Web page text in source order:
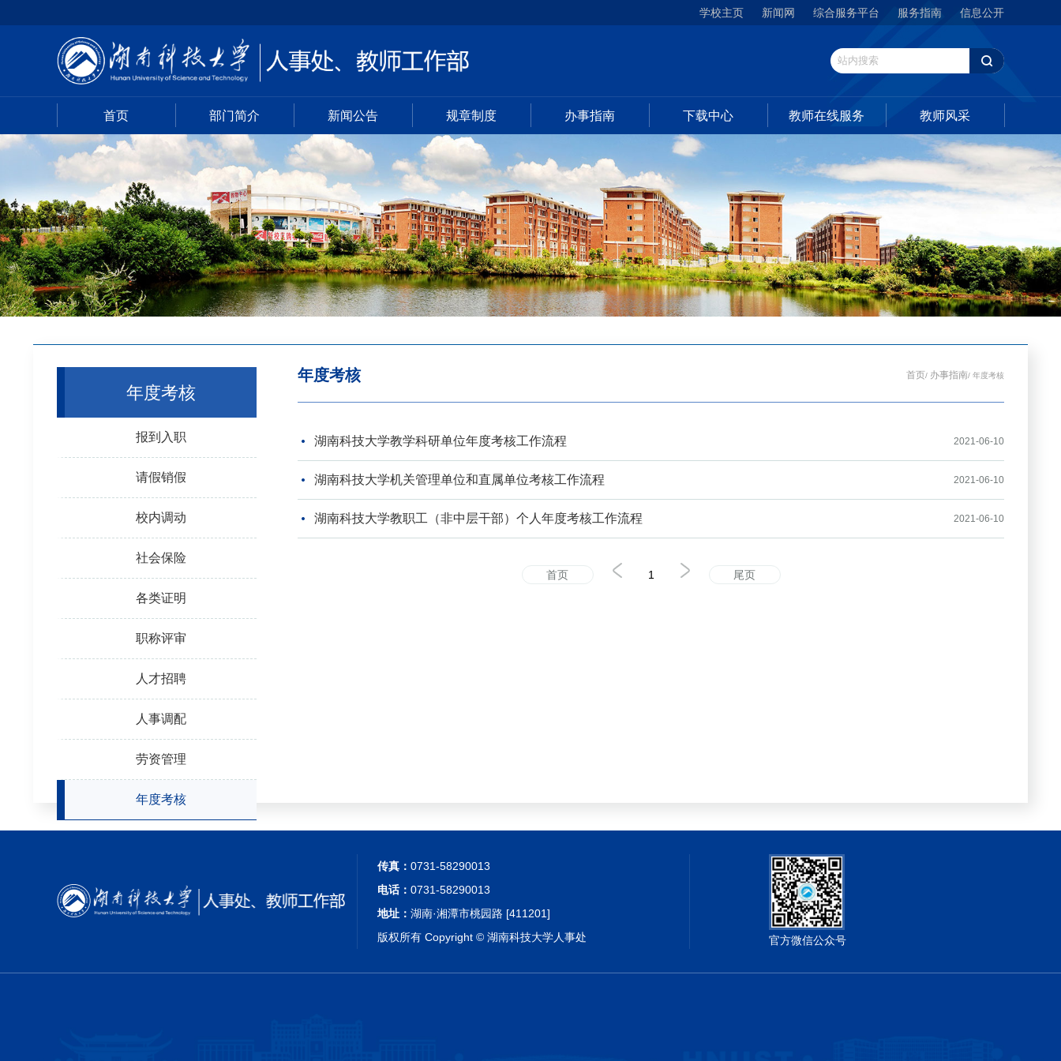
学校主页 新闻网 综合服务平台 服务指南 信息公开
首页 部门简介 新闻公告 规章制度 办事指南 下载中心 教师在线服务 教师风采
年度考核
报到入职
请假销假
校内调动
社会保险
各类证明
职称评审
人才招聘
人事调配
劳资管理
年度考核
年度考核 首页/ 办事指南/ 年度考核
2021-06-10
湖南科技大学教学科研单位年度考核工作流程
2021-06-10
湖南科技大学机关管理单位和直属单位考核工作流程
2021-06-10
湖南科技大学教职工（非中层干部）个人年度考核工作流程
首页 1 尾页
传真：0731-58290013
电话：0731-58290013
地址：湖南·湘潭市桃园路 [411201]
版权所有 Copyright © 湖南科技大学人事处
官方微信公众号